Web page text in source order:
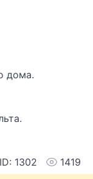
дома.
1302 1419